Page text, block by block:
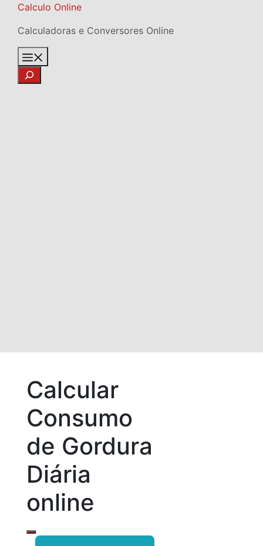
Skip
content
Calculo Online
Calculadoras e Conversores Online
Search
Calcular
Consumo
de Gordura
Diária
online